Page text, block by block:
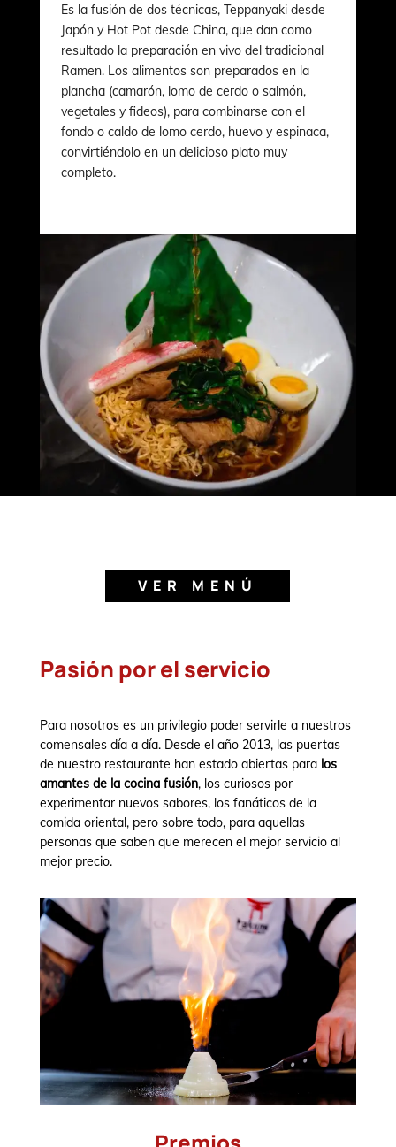
Es la fusión de dos técnicas, Teppanyaki desde
Japón y Hot Pot desde China, que dan como
resultado la preparación en vivo del tradicional
Ramen. Los alimentos son preparados en la
plancha (camarón, lomo de cerdo o salmón,
vegetales y fideos), para combinarse con el
fondo o caldo de lomo cerdo, huevo y espinaca,
convirtiéndolo en un delicioso plato muy
completo.
VER MENÚ
Pasión por el servicio
Para nosotros es un privilegio poder servirle a nuestros
comensales día a día. Desde el año 2013, las puertas
de nuestro restaurante han estado abiertas para los
amantes de la cocina fusión, los curiosos por
experimentar nuevos sabores, los fanáticos de la
comida oriental, pero sobre todo, para aquellas
personas que saben que merecen el mejor servicio al
mejor precio.